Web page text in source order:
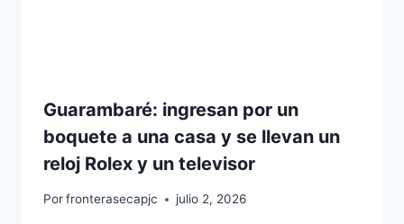
Guarambaré: ingresan por un
boquete a una casa y se llevan un
reloj Rolex y un televisor
Porfronterasecapjc julio 2, 2026